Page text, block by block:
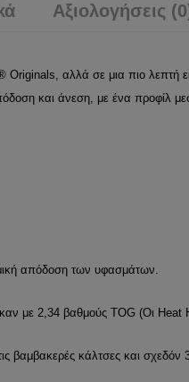
Αξιολογήσεις
Originals, αλλά σε μια πιο
και άνεση, με ένα προφίλ
απόδοση των υφασμάτων.
με 2,34 βαθμούς TOG (Οι
βαμβακερές κάλτσες και